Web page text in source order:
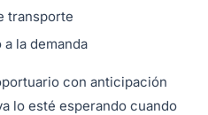
transporte
la demanda
con anticipación
lo esté esperando cuando